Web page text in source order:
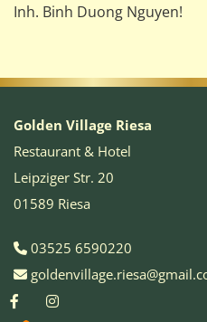
Inh. Binh Duong Nguyen!
Golden Village Riesa
Restaurant & Hotel
Leipziger Str. 20
01589 Riesa
 03525 6590220
